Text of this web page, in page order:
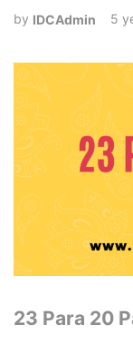
IDCAdmin 5
23 Para 20